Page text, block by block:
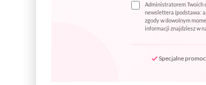
Administratorem Twoich
newslettera (podstawa:
zgody w dowolnym
informacji znajdziesz w
Specjalne